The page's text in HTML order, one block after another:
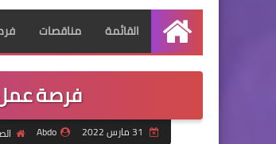
الرئيسية
القائمة مناقصات
فرصة
Abdo